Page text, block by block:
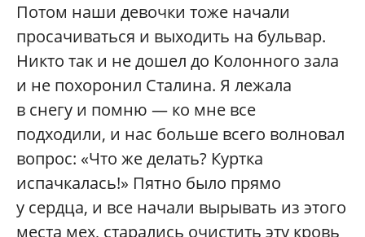
Потом наши девочки тоже начали
просачиваться и выходить на бульвар.
Никто так и не дошел до Колонного зала
и не похоронил Сталина. Я лежала
в снегу и помню — ко мне все
подходили, и нас больше всего волновал
вопрос: «Что же делать? Куртка
испачкалась!» Пятно было прямо
у сердца, и все начали вырывать из этого
места мех, старались очистить эту кровь